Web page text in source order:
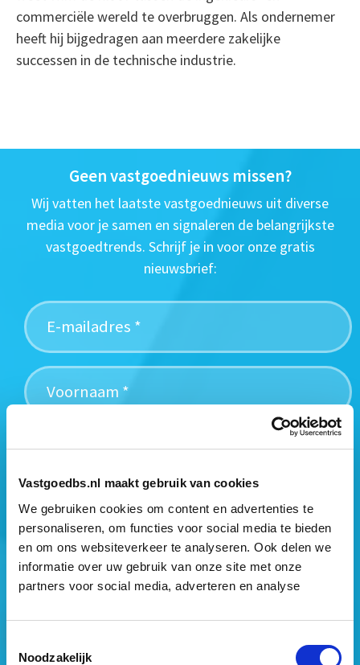
Vastgoedbs.nl maakt gebruik van cookies
We gebruiken cookies om content en advertenties te
personaliseren, om functies voor social media te bieden
en om ons websiteverkeer te analyseren. Ook delen we
informatie over uw gebruik van onze site met onze
partners voor social media, adverteren en analyse
Noodzakelijk
commerciële wereld te overbruggen. Als ondernemer
heeft hij bijgedragen aan meerdere zakelijke
successen in de technische industrie.
Geen vastgoednieuws missen?
Wij vatten het laatste vastgoednieuws uit diverse
media voor je samen en signaleren de belangrijkste
vastgoedtrends. Schrijf je in voor onze gratis
nieuwsbrief:
Mogen wij jouw gegevens opslaan? *
Ja, ik geef toestemming om mijn gegevens op te slaan
en mij te informeren over het laatste vastgoednieuws.